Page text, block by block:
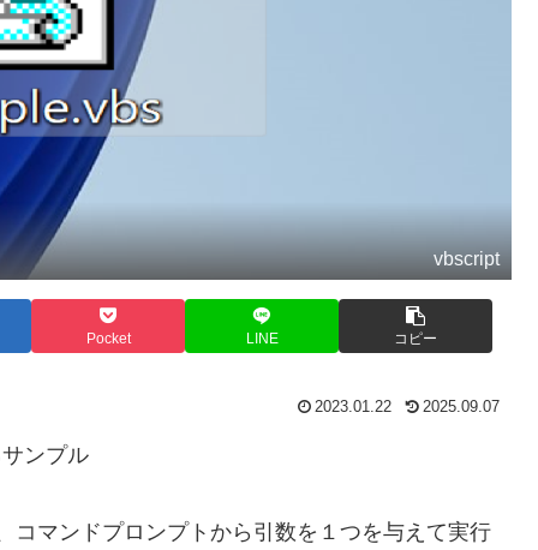
vbscript
Pocket LINE コピー
2023.01.22 2025.09.07
ンプル
マンドプロンプトから引数を１つを与えて実行